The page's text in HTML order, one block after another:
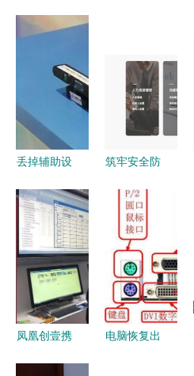
丢掉辅助设
客厅滑雪
计算机软硬
件及辅助设
备零售新体
验
筑牢安全防
目管理视野
下ECS产品
系统漏洞防
护的最佳辅
助工具
凤凰创壹携
电脑恢复出